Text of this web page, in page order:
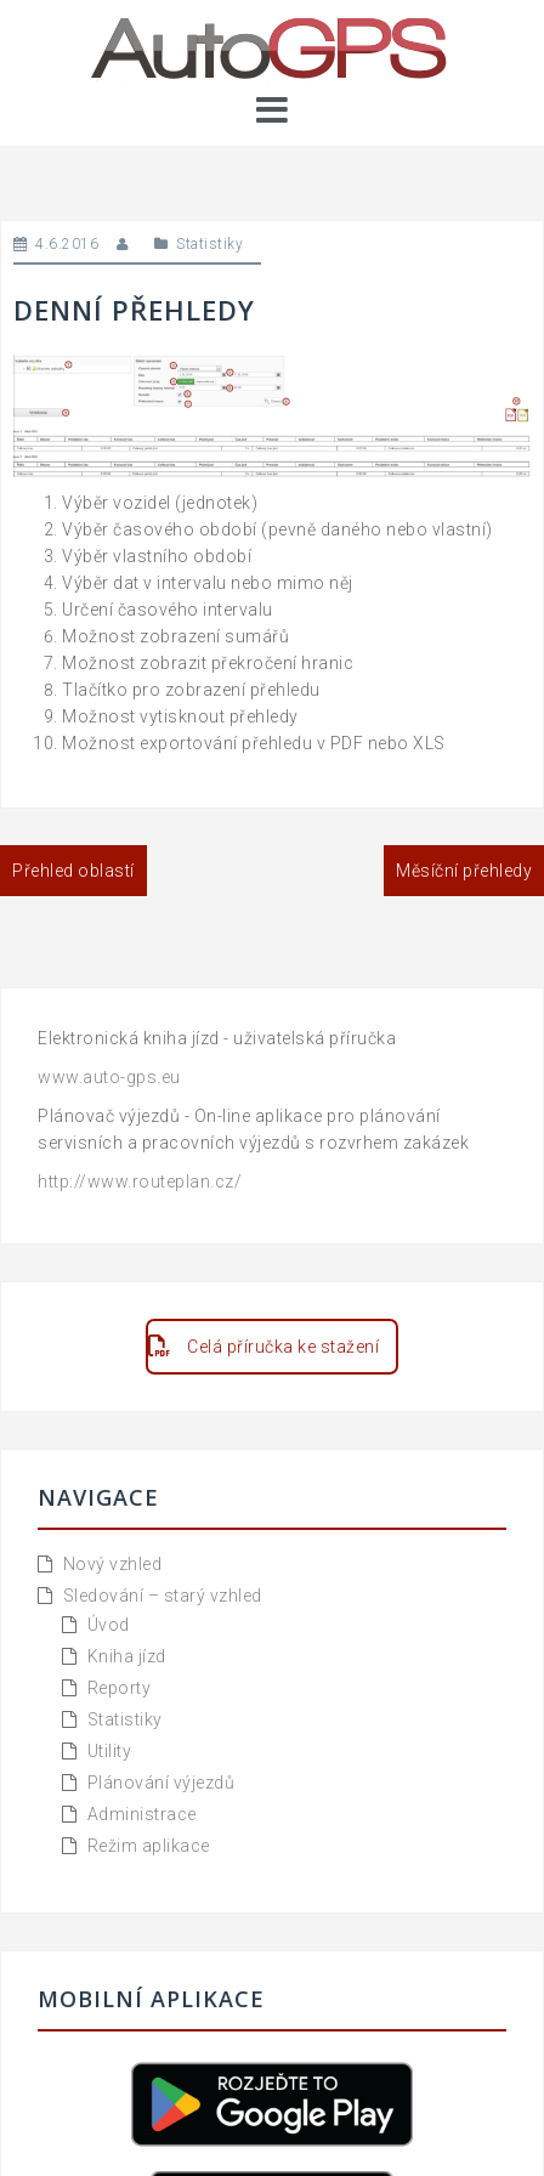
4.6.2016 Statistiky
DENNÍ PŘEHLEDY
Výběr vozidel (jednotek)
Výběr časového období (pevně daného nebo vlastní)
Výběr vlastního období
Výběr dat v intervalu nebo mimo něj
Určení časového intervalu
Možnost zobrazení sumářů
Možnost zobrazit překročení hranic
Tlačítko pro zobrazení přehledu
Možnost vytisknout přehledy
Možnost exportování přehledu v PDF nebo XLS
Navigace
pro
Přehled oblastí Měsíční přehledy
Elektronická kniha jízd - uživatelská příručka
www.auto-gps.eu
Plánovač výjezdů - On-line aplikace pro plánování
servisních a pracovních výjezdů s rozvrhem zakázek
http://www.routeplan.cz/
Celá příručka ke stažení
NAVIGACE
Nový vzhled
Sledování – starý vzhled
Úvod
Kniha jízd
Reporty
Statistiky
Utility
Plánování výjezdů
Administrace
Režim aplikace
MOBILNÍ APLIKACE